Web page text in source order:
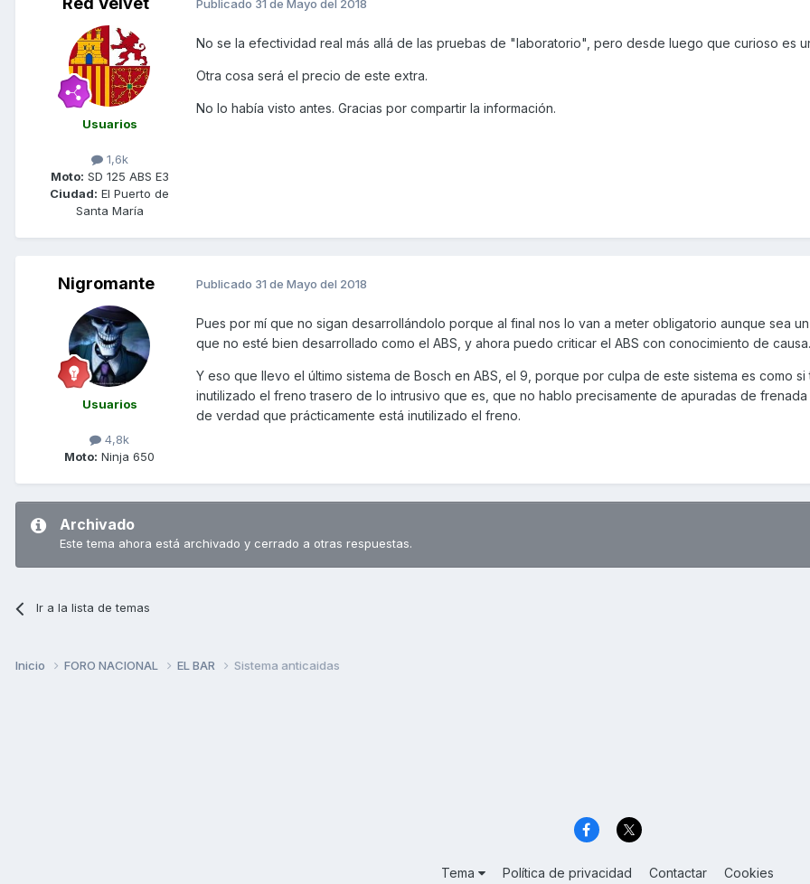
Usuarios
1,6k
Moto: SD 125 ABS E3
Ciudad: El Puerto de
Santa María
Publicado 31 de Mayo del 2018
No se la efectividad real más allá de las pruebas de "laboratorio", pero desde luego que curioso es
Otra cosa será el precio de este extra.
No lo había visto antes. Gracias por compartir la información.
Nigromante
Usuarios
4,8k
Moto: Ninja 650
Publicado 31 de Mayo del 2018
Pues por mí que no sigan desarrollándolo porque al final nos lo van a meter obligatorio aunque sea un
que no esté bien desarrollado como el ABS, y ahora puedo criticar el ABS con conocimiento de causa.
Y eso que llevo el último sistema de Bosch en ABS, el 9, porque por culpa de este sistema es como si
inutilizado el freno trasero de lo intrusivo que es, que no hablo precisamente de apuradas de frenada
de verdad que prácticamente está inutilizado el freno.
Archivado
Este tema ahora está archivado y cerrado a otras respuestas.
Ir a la lista de temas
Inicio FORO NACIONAL EL BAR Sistema anticaidas
Tema Política de privacidad Contactar Cookies